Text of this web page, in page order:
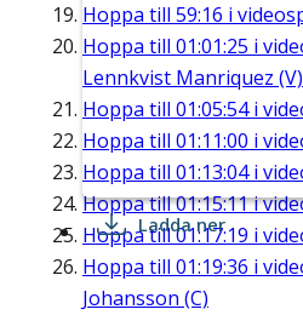
Hoppa till 59:16 i
Hoppa till 01:01:25 i
Lennkvist Manriquez (V)
Hoppa till 01:05:54i
Hoppa till 01:11:00 i
Hoppa till 01:13:04i
Hoppa till01:15:11i
Hoppa till01:17:19 i
Hoppa till 01:19:36 i
Johansson (C)
Ladda ner